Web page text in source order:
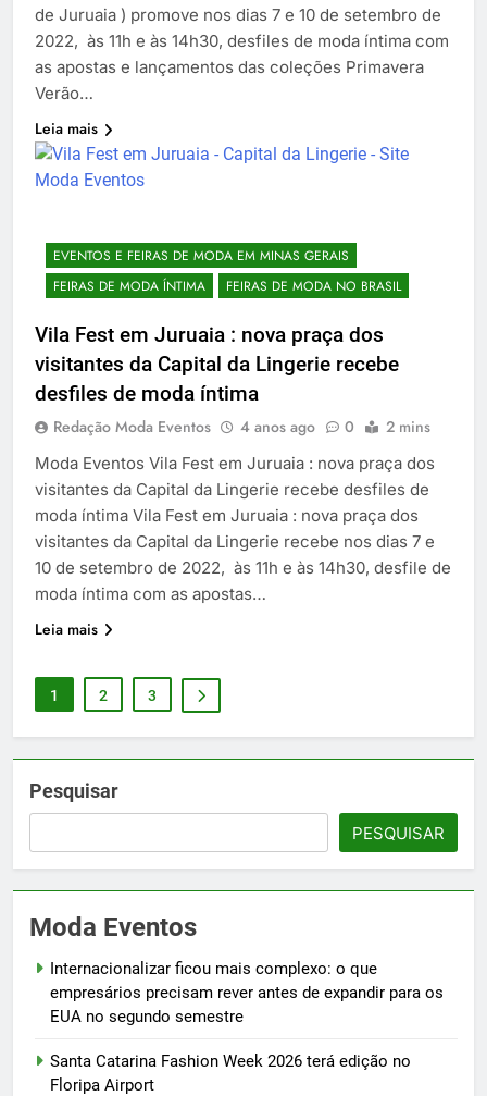
de Juruaia ) promove nos dias 7 e 10 de setembro de
2022, às 11h e às 14h30, desfiles de moda íntima com
as apostas e lançamentos das coleções Primavera
Verão…
Leia mais
EVENTOS E FEIRAS DE MODA EM MINAS GERAIS
FEIRAS DE MODA ÍNTIMA
FEIRAS DE MODA NO BRASIL
Vila Fest em Juruaia : nova praça dos
visitantes da Capital da Lingerie recebe
desfiles de moda íntima
Redação Moda Eventos 4 anos ago 0 2 mins
Moda Eventos Vila Fest em Juruaia : nova praça dos
visitantes da Capital da Lingerie recebe desfiles de
moda íntima Vila Fest em Juruaia : nova praça dos
visitantes da Capital da Lingerie recebe nos dias 7 e
10 de setembro de 2022, às 11h e às 14h30, desfile de
moda íntima com as apostas…
Leia mais
1 2 3
Pesquisar
PESQUISAR
Moda Eventos
Internacionalizar ficou mais complexo: o que
empresários precisam rever antes de expandir para os
EUA no segundo semestre
Santa Catarina Fashion Week 2026 terá edição no
Floripa Airport